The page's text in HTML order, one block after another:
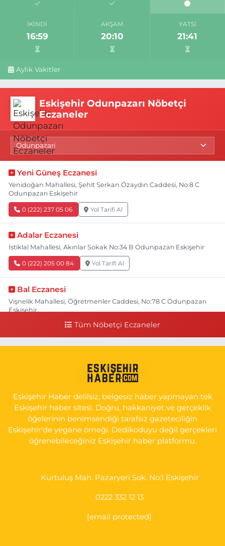
İKINDI
16:59
AKŞAM
20:10
YATSI
21:41
Aylık Vakitler
Eskişehir Odunpazarı Nöbetçi
Eczaneler
Yeni Güneş Eczanesi
Yenidoğan Mahallesi, Şehit Serkan Özaydın Caddesi, No:8 C
Odunpazarı Eskişehir
0 (222) 237 05 06 Yol Tarifi Al
Adalar Eczanesi
İstiklal Mahallesi, Akınlar Sokak No:34 B Odunpazarı Eskişehir
0 (222) 205 00 84 Yol Tarifi Al
Bal Eczanesi
Vişnelik Mahallesi, Öğretmenler Caddesi, No:78 C Odunpazarı
Eskişehir
0 (222) 225 50 00 Yol Tarifi Al
Gültepe Mahallesi, Halk Caddesi No:107 C Odunpazarı Eskişehir
Yol Tarifi Al
Bizim Eczanesi
Emek Mahallesi, Ertaş Caddesi No:12 A Odunpazarı Eskişehir
0 (222) 250 87 69 Yol Tarifi Al
Tüm Nöbetçi Eczaneler
Eskişehir Haber delilsiz, belgesiz haber yapmayan tek
Eskişehir haber sitesi. Doğru, hakkaniyet ve gerçeklik
öğelerinin benimsendiği tarafsız gazeteciliğin
Eskişehir'de yegane örneği. Dedikoduyu değil gerçekleri
öğrenebileceğiniz Eskişehir haber platformu.
Kurtuluş Mah. Pazaryeri Sok. No:1 Eskişehir
0222 332 12 13
[email protected]